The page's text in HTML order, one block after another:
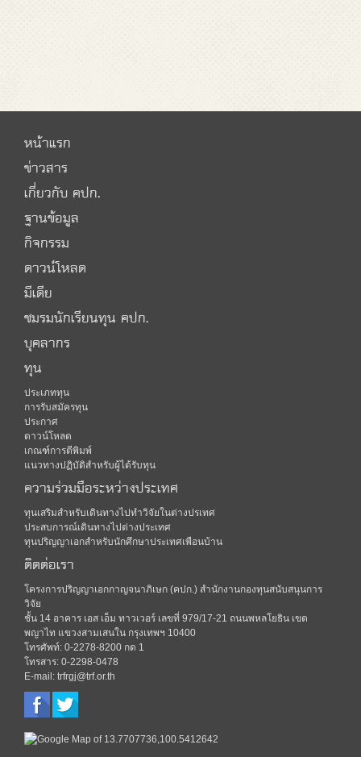
หน้าแรก
ข่าวสาร
เกี่ยวกับ คปก.
ฐานข้อมูล
กิจกรรม
ดาวน์โหลด
มีเดีย
ชมรมนักเรียนทุน คปก.
บุคลากร
ทุน
ประเภททุน
การรับสมัครทุน
ประกาศ
ดาวน์โหลด
เกณฑ์การตีพิมพ์
แนวทางปฏิบัติสำหรับผู้ได้รับทุน
ความร่วมมือระหว่างประเทศ
ทุนเสริมสำหรับเดินทางไปทำวิจัยในต่างปรเทศ
ประสบการณ์เดินทางไปต่างประเทศ
ทุนปริญญาเอกสำหรับนักศึกษาประเทศเพือนบ้าน
ติดต่อเรา
โครงการปริญญาเอกกาญจนาภิเษก (คปก.) สำนักงานกองทุนสนับสนุนการ
วิจัย
ชั้น 14 อาคาร เอส เอ็ม ทาวเวอร์ เลขที่ 979/17-21 ถนนพหลโยธิน เขต
พญาไท แขวงสามเสนใน กรุงเทพฯ 10400
โทรศัพท์: 0-2278-8200 กด 1
โทรสาร: 0-2298-0478
E-mail: trfrgj@trf.or.th